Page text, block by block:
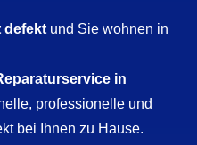
defektund Sie wohnen in
in
professionelle und
bei Ihnen zu Hause.